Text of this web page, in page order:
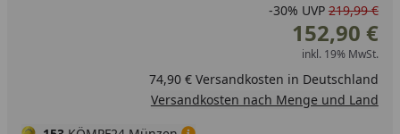
-30% UVP 219,99 €
152,90 €
inkl. 19% MwSt.
74,90 € Versandkosten in Deutschland
Versandkosten nach Menge und Land